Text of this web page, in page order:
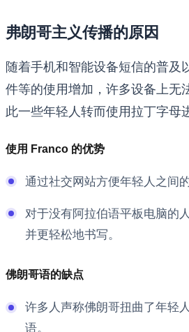
弗朗哥主义传播的原因
随着手机和智能设备短信的普及
件等的使用增加，许多设备上无
此一些年轻人转而使用拉丁字母
使用 Franco 的优势
通过社交网站方便年轻人之间的
对于没有阿拉伯语平板电脑的
并更轻松地书写。
佛朗哥语的缺点
许多人声称佛朗哥扭曲了年轻
语。